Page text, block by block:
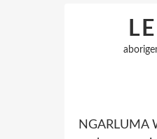
NGARLUMA